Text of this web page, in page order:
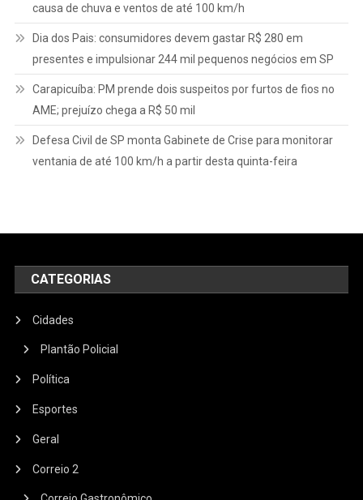
causa de chuva e ventos de até 100 km/h
Dia dos Pais: consumidores devem gastar R$ 280 em
presentes e impulsionar 244 mil pequenos negócios em SP
Carapicuíba: PM prende dois suspeitos por furtos de fios no
AME; prejuízo chega a R$ 50 mil
Defesa Civil de SP monta Gabinete de Crise para monitorar
ventania de até 100 km/h a partir desta quinta-feira
CATEGORIAS
Cidades
Plantão Policial
Política
Esportes
Geral
Correio 2